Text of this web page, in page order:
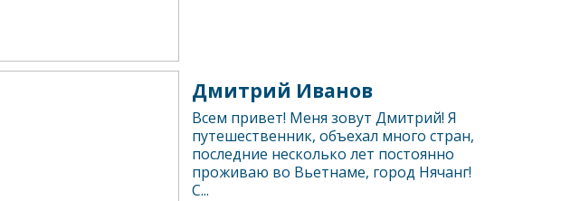
Дмитрий Иванов
Всем привет! Меня зовут Дмитрий! Я
путешественник, объехал много стран,
последние несколько лет постоянно
проживаю во Вьетнаме, город Нячанг!
С...